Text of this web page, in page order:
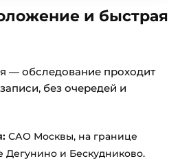
и быстрая
— обследование проходит
без очередей и
САО Москвы, на границе
Дегунино и Бескудниково.